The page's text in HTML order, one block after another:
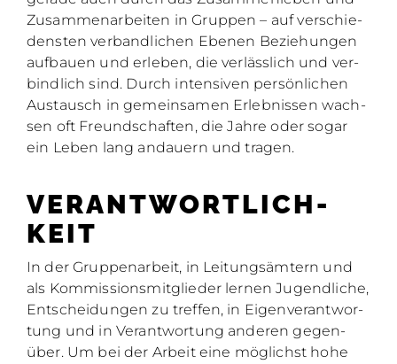
Zu­sam­men­ar­bei­ten in Grup­pen – auf ver­schie­
dens­ten ver­band­li­chen Ebe­nen Be­zie­hun­gen
auf­bau­en und er­le­ben, die ver­läss­lich und ver­
bind­lich sind. Durch in­ten­si­ven per­sön­li­chen
Aus­tausch in ge­mein­sa­men Er­leb­nis­sen wach­
sen oft Freund­schaf­ten, die Jah­re oder so­gar
ein Le­ben lang an­dau­ern und tra­gen.
VER­ANT­WORT­LICH­
KEIT
In der Grup­pen­ar­beit, in Lei­tungs­äm­tern und
als Kom­mis­si­ons­mit­glie­der ler­nen Ju­gend­li­che,
Ent­schei­dun­gen zu tref­fen, in Ei­gen­ver­ant­wor­
tung und in Ver­ant­wor­tung an­de­ren ge­gen­
über. Um bei der Ar­beit eine mög­lichst hohe